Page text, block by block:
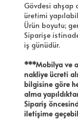
Gövdesi ahşap
üretimi
Ürün boyutu;
Siparişe
iş günüdür.
***Mobilya ve
nakliye ücreti
bilgisine göre
alma
Sipariş
iletişime